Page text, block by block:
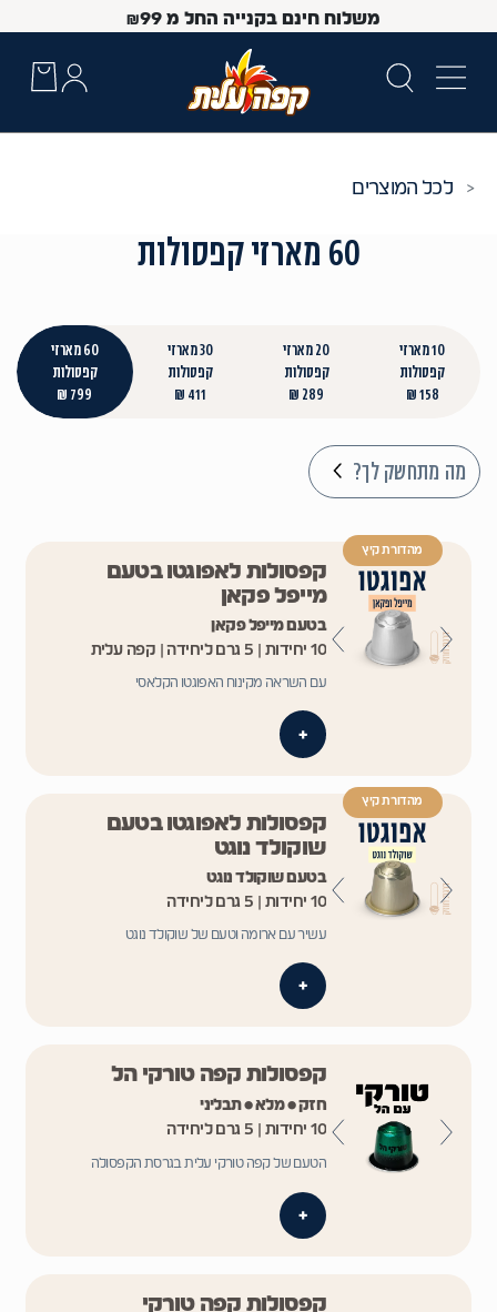
משלוח חינם בקנייה החל מ ₪99
Up and Down arrow keys to navigate search results.
כל המוצרים
60 מארזי קפסולות
10 מארזי
קפסולות
158 ₪
20 מארזי
קפסולות
289 ₪
30 מארזי
קפסולות
411 ₪
60 מארזי
קפסולות
799 ₪
מה מתחשק לך?
מהדורת קיץ
קפסולות לאפוגטו בטעם
מייפל פקאן
בטעם מייפל פקאן
10 יחידות | 5 גרם ליחידה | קפה עלית
עם השראה מקינוח האפוגטו הקלאסי
+
מהדורת קיץ
קפסולות לאפוגטו בטעם
שוקולד נוגט
בטעם שוקולד נוגט
10 יחידות | 5 גרם ליחידה
עשיר עם ארומה וטעם של שוקולד נוגט
+
קפסולות קפה טורקי הל
חזק • מלא • תבליני
10 יחידות | 5 גרם ליחידה
הטעם של קפה טורקי עלית בגרסת הקפסולה
+
קפסולות קפה טורקי